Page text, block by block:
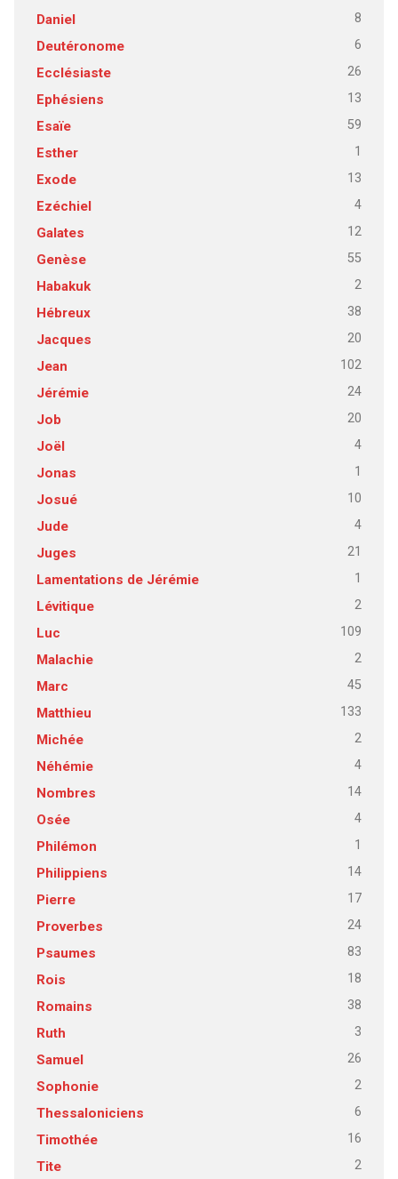
Daniel
8
Deutéronome 6
Ecclésiaste 26
Ephésiens 13
Esaïe 59
Esther 1
Exode 13
Ezéchiel 4
Galates 12
Genèse 55
Habakuk 2
Hébreux 38
Jacques 20
Jean 102
Jérémie 24
Job 20
Joël 4
Jonas 1
Josué 10
Jude 4
Juges 21
Lamentations de Jérémie 1
Lévitique 2
Luc 109
Malachie 2
Marc 45
Matthieu 133
Michée 2
Néhémie 4
Nombres 14
Osée 4
Philémon 1
Philippiens 14
Pierre 17
Proverbes 24
Psaumes 83
Rois 18
Romains 38
Ruth 3
Samuel 26
Sophonie 2
Thessaloniciens 6
Timothée 16
Tite 2